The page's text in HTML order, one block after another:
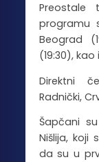
programu
Beograd
(19:30),
Direktni
Radnički,
Šapčani
Nišlija, koji
da su u